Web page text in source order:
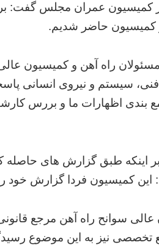
کمیسیون عمران مجلس گفت:
کمیسیون حاضر شدیم.
راه آهن و کمیسیون
سیستم و نیروی انسانی
بندی اظهارات ما و بررس
بر اینکه طبق گزارش های حاصله
کمیسیون فردا گزارش خود
عالی سوانح راه آهن مرجع
تخصصی نیز به این موضوع